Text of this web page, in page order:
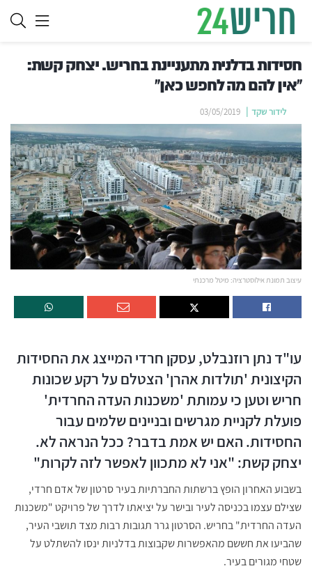
חסידות בדלנית מתעניינת בחריש. יצחק קשת:
"אין להם מה לחפש כאן"
לידור שקד 03/05/2019
עיצוב תמונת אילוסטרציה: מיטל מרכנתי
עו"ד נתן רוזנבלט, עסקן חרדי המייצג את החסידות
הקיצונית 'תולדות אהרן' הצטלם על רקע שכונות
חריש וטען כי עמותת 'משכנות העדה החרדית'
פועלת לקניית מגרשים ובניינים שלמים עבור
החסידות. האם יש אמת בדבר? ככל הנראה לא.
יצחק קשת: "אני לא מתכוון לאפשר לזה לקרות"
בשבוע האחרון הופץ ברשתות החברתיות בעיר סרטון של אדם חרדי,
שצילם עצמו בכניסה לעיר ובישר על יציאתו לדרך של פרויקט "משכנות
העדה החרדית" בחריש. הסרטון גרר תגובות רבות מצד תושבי העיר,
שהביעו את חששם מהאפשרות שקבוצות בדלניות ינסו להשתלט על
שטחי מגורים בעיר.